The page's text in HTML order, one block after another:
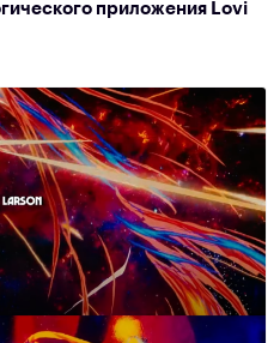
приложения Lovi